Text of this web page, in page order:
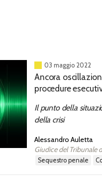
03 maggio 2022
Ancora
procedure
Il punto della
della crisi
Alessandro Auletta
Giudice del Tribunale
sequestro penale